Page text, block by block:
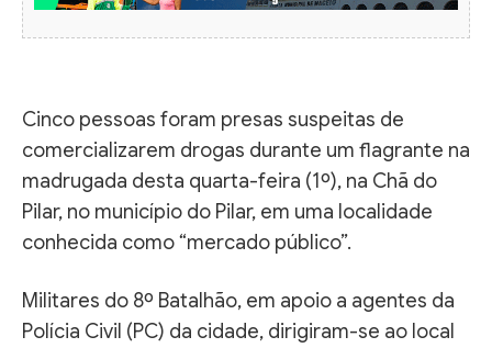
Cinco pessoas foram presas suspeitas de
comercializarem drogas durante um flagrante na
madrugada desta quarta-feira (1º), na Chã do
Pilar, no município do Pilar, em uma localidade
conhecida como “mercado público”.
Militares do 8º Batalhão, em apoio a agentes da
Polícia Civil (PC) da cidade, dirigiram-se ao local